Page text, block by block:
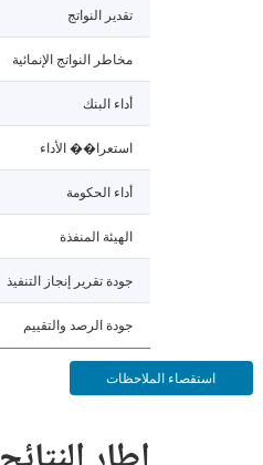
تقدير النواتج
مخاطر النواتج الإنمائية
أداء البنك
استعرا�� الأداء
أداء الحكومة
الهيئة المنفذة
جودة تقرير إنجاز التنفيذ
جودة الرصد والتقييم
استقصاء الملاحظات